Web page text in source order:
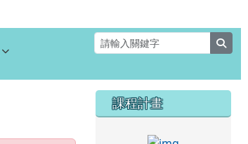
右邊區域內容
課程計畫